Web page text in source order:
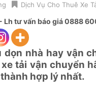
Dịch Vụ Cho Thuê Xe
Lh tư vấn báo giá 0888
dọn nhà hay vận
tải vận chuyển
hợp lý nhất.